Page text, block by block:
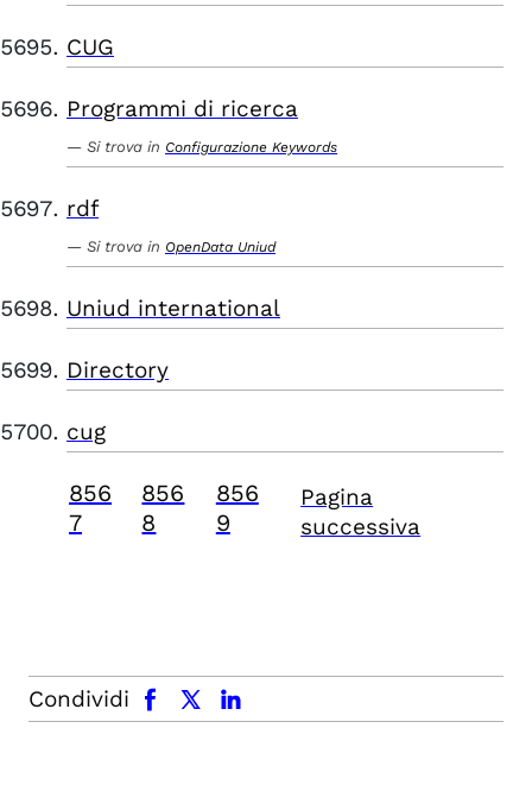
CUG
Programmi di ricerca
Si trova in Configurazione Keywords
rdf
Si trova in OpenData Uniud
Uniud international
Directory
cug
856
7
856
8
856
9
Pagina
successiva
Condividi
facebook x.com linkedin